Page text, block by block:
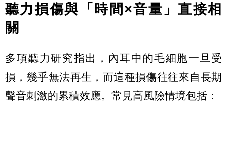
聽力損傷與「時間×音量」直接相
關
多項聽力研究指出，內耳中的毛細胞一旦受
損，幾乎無法再生，而這種損傷往往來自長期
聲音刺激的累積效應。常見高風險情境包括：